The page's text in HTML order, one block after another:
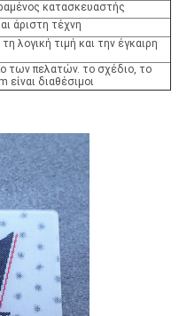
κατασκευαστής
άριστη τέχνη
λογική τιμή και την έγκαιρη
των πελατών. το σχέδιο, το
είναι διαθέσιμοι